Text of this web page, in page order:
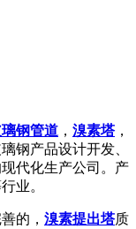
钢管道 ， 溴素塔，
钢产品设计开发、
代化生产公司。产
业。
的， 溴素提出塔质